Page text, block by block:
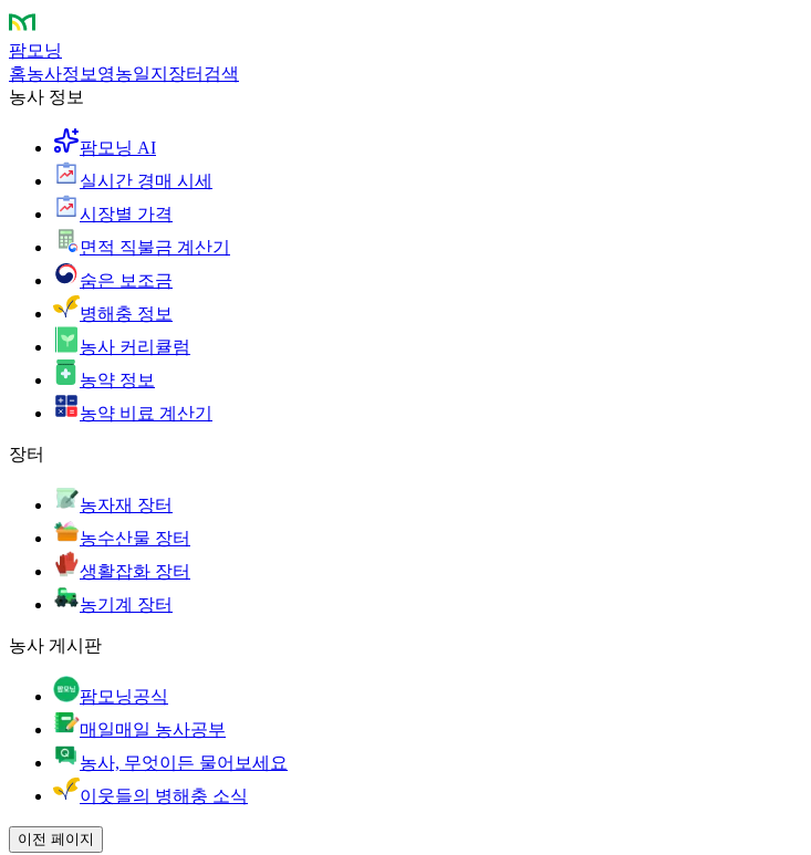
팜모닝
홈농사정보 영농일지 장터 검색
농사 정보
팜모닝 AI
실시간 경매 시세
시장별 가격
면적 직불금 계산기
숨은 보조금
병해충 정보
농사 커리큘럼
농약 정보
농약 비료 계산기
장터
농자재 장터
농수산물 장터
생활잡화 장터
농기계 장터
농사 게시판
팜모닝공식
매일매일 농사공부
농사, 무엇이든 물어보세요
이웃들의 병해충 소식
이전 페이지